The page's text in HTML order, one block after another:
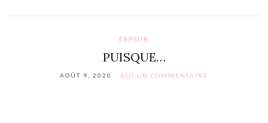
ESPOIR
PUISQUE…
AOÛT 9, 2020 AUCUN COMMENTAIRE